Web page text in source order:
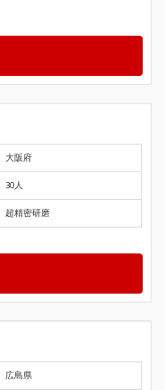
大阪府
30人
超精密研磨
広島県